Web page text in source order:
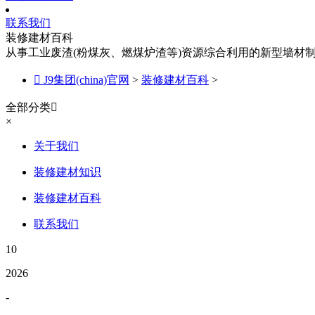
联系我们
装修建材百科
从事工业废渣(粉煤灰、燃煤炉渣等)资源综合利用的新型墙材
 J9集团(china)官网 > 装修建材百科 >
全部分类
×
关于我们
装修建材知识
装修建材百科
联系我们
10
2026
-